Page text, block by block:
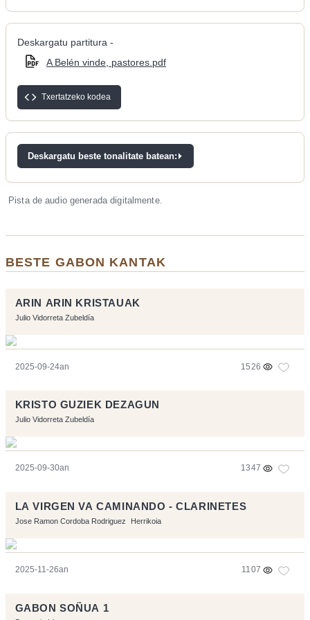
Deskargatu partitura -
A Belén vinde, pastores.pdf
Txertatzeko kodea
Deskargatu beste tonalitate batean:
Pista de audio generada digitalmente.
BESTE GABON KANTAK
ARIN ARIN KRISTAUAK
Julio Vidorreta Zubeldía
2025-09-24an 1526
KRISTO GUZIEK DEZAGUN
Julio Vidorreta Zubeldía
2025-09-30an 1347
LA VIRGEN VA CAMINANDO - CLARINETES
Jose Ramon Cordoba Rodriguez Herrikoia
2025-11-26an 1107
GABON SOÑUA 1